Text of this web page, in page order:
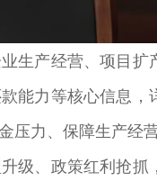
产经营、项目扩
能力等核心信息
压力、保障生产经营
、政策红利抢抓